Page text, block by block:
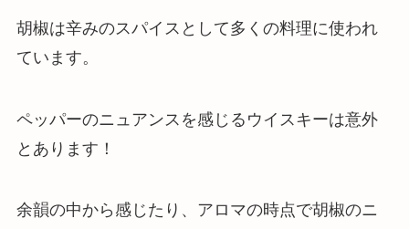
胡椒は辛みのスパイスとして多くの料理に使われ
ています。
ペッパーのニュアンスを感じるウイスキーは意外
とあります！
余韻の中から感じたり、アロマの時点で胡椒のニ